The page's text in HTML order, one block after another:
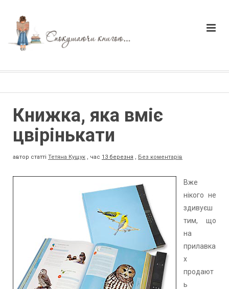
Книжка, яка вміє
цвірінькати
автор статті Тетяна Кущук , час 13 березня , Без коментарів
Вже
нікого не
здивуєш
тим, що
на
прилавка
х
продают
ь